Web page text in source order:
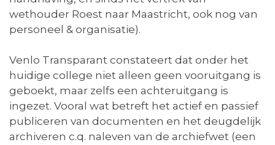
wethouder Roest naar Maastricht, ook nog van
personeel & organisatie).
Venlo Transparant constateert dat onder het
huidige college niet alleen geen vooruitgang is
geboekt, maar zelfs een achteruitgang is
ingezet. Vooral wat betreft het actief en passief
publiceren van documenten en het deugdelijk
archiveren c.q. naleven van de archiefwet (een